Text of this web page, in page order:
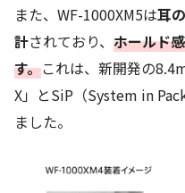
また、WF-1000XM5は耳
計されており、 ホールド
す。これは、新開発の
X」とSiP（System in
ました。